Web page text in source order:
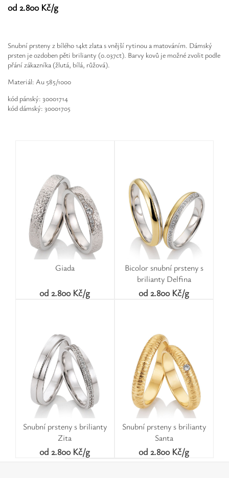
Kontakt
od 2.800 Kč/g
Snubní prsteny z bílého 14kt zlata s vnější rytinou a matováním. Dámský
prsten je ozdoben pěti brilianty (0.037ct). Barvy kovů je možné zvolit podle
přání zákazníka (žlutá, bílá, růžová).
Materiál: Au 585/1000
kód pánský: 30001714
kód dámský: 30001705
Giada
od 2.800 Kč/g
Bicolor snubní prsteny s
brilianty Delfina
od 2.800 Kč/g
Snubní prsteny s brilianty
Zita
od 2.800 Kč/g
Snubní prsteny s brilianty
Santa
od 2.800 Kč/g